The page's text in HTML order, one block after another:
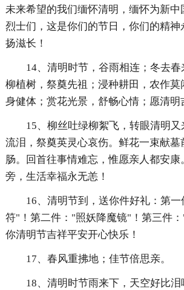
未来希望的我们缅怀清明，缅怀为新中
烈士们，这是你们的节日，你们的精
扬滋长！
14、清明时节，谷雨相连；冬去
柳植树，祭奠先祖；浸种耕田，农作莫
身健体；赏花光景，舒畅心情；愿清明
15、柳丝吐绿柳絮飞，转眼清明
流泪，祭奠英灵心哀伤。鲜花一束献墓
肠。回首往事情难忘，惟愿亲人都安康
旁，生活幸福永无恙！
16、清明节到，送你件好礼：第
符"！第二件："照妖降魔镜"！第三件
你清明节吉祥平安开心快乐！
17、春风重拂地；佳节倍思亲。
18、清明时节雨来下，天空好比